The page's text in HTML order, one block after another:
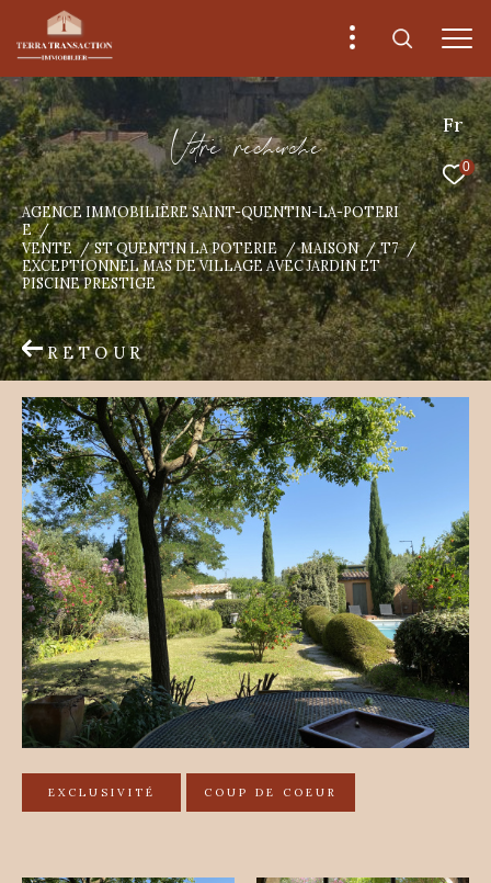
Fr
0
Vore recece
AGENCE IMMOBILIÈRE SAINT-QUENTIN-LA-POTERI
E
VENTE
ST QUENTIN LA POTERIE MAISON
T7
EXCEPTIONNEL MAS DE VILLAGE AVEC JARDIN ET
PISCINE PRESTIGE
RETOUR
EXCLUSIVITÉ COUP DE COEUR